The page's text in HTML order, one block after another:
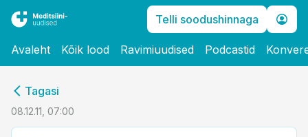
Telli soodushinnaga
Avaleht Kõik lood Ravimiuudised Podcastid
Tagasi
08.12.11, 07:00